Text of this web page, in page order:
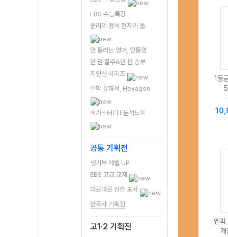
EBS 수능특강
윤리의 정석 현자의 돌
안 틀리는 영어, 안틀영
한 권 질주&한 판 승부
지인선 시리즈
수학 유형서, Hexagon
메가스터디 E분석노트
공통 기획전
생기부 레벨 UP
EBS 고교 교재
따끈따끈 신간 도서
한국사 기획전
고1·2 기획전
1등
엔